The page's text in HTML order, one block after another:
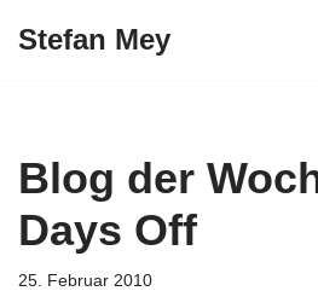
Stefan Mey
Blog der
Days Off
25. Februar 2010